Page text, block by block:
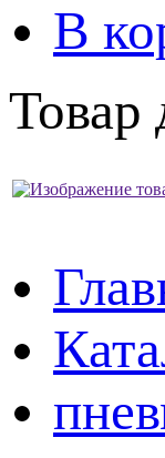
В
Товар